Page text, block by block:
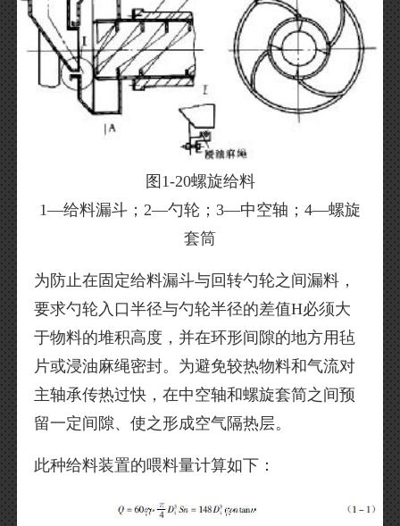
图1-20螺旋给料
1—给料漏斗；2—勺轮；3—中空轴；4—螺旋
套筒
为防止在固定给料漏斗与回转勺轮之间漏料，
要求勺轮入口半径与勺轮半径的差值H必须大
于物料的堆积高度，并在环形间隙的地方用毡
片或浸油麻绳密封。为避免较热物料和气流对
主轴承传热过快，在中空轴和螺旋套简之间预
留一定间隙、使之形成空气隔热层。
此种给料装置的喂料量计算如下：